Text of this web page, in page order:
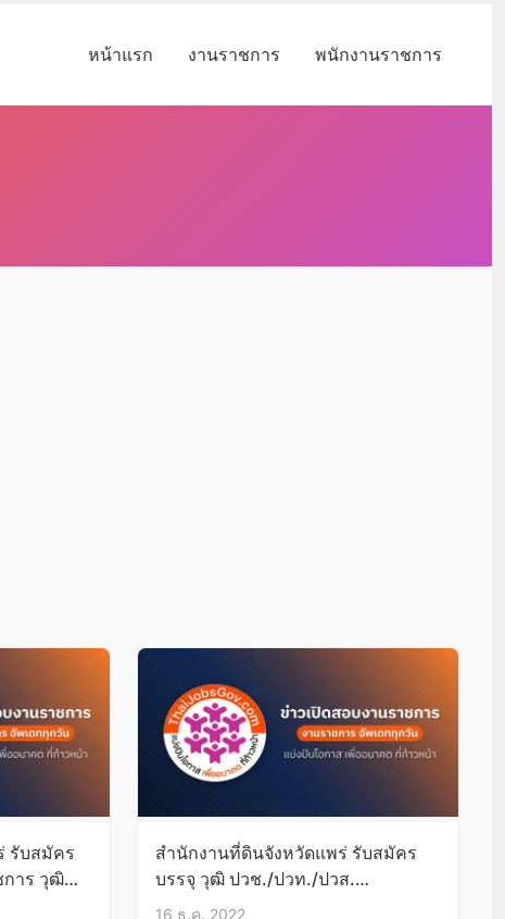
หน้าแรก งานราชการ พนักงานราชการ
รับสมัคร
การ วุฒิ
สำนักงานที่ดินจังหวัดแพร่ รับสมัคร
บรรจุ วุฒิ ปวช./ปวท./ปวส.
26ธ.ค.65-13ม.ค.66
16 ธ.ค. 2022